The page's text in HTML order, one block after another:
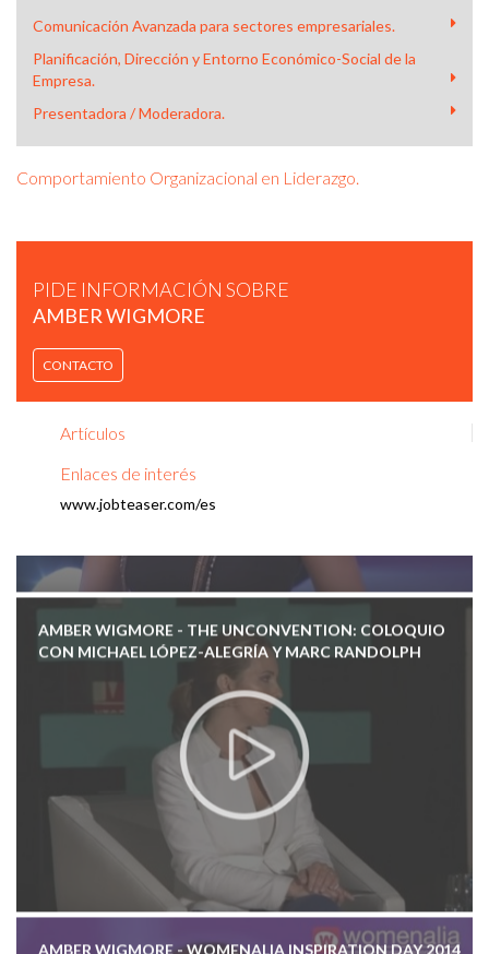
Comunicación Avanzada para sectores empresariales.
Planificación, Dirección y Entorno Económico-Social de la
Empresa.
Presentadora / Moderadora.
Comportamiento Organizacional en Liderazgo.
PIDE INFORMACIÓN SOBRE
AMBER WIGMORE
CONTACTO
Artículos
Enlaces de interés
www.jobteaser.com/es
AMBER WIGMORE - THE UNCONVENTION: COLOQUIO
AMBER WIGMORE - WOMENALIA INSPIRATION DAY 2014